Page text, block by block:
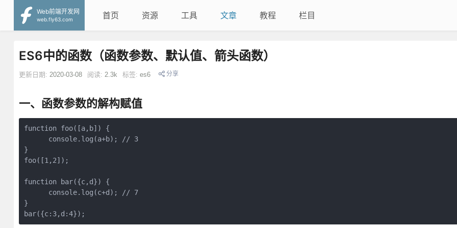
Web前端开发网
web.fly63.com
首页 资源 工具 文章 教程 栏目
ES6中的函数（函数参数、默认值、箭头函数）
更新日期: 2020-03-08 阅读: 2.3k 标签: es6 分享
一、函数参数的解构赋值
function foo([a,b]) {
      console.log(a+b); // 3
}
foo([1,2]);
function bar({c,d}) {
      console.log(c+d); // 7
}